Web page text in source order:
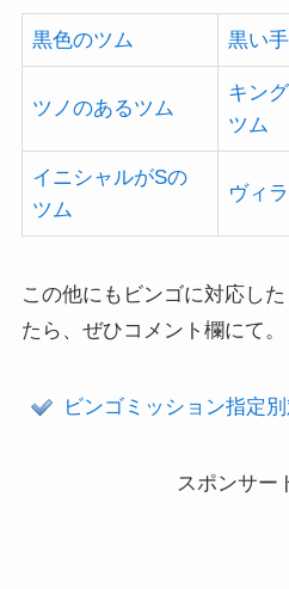
黒色のツム 黒い
ツノのあるツム
キン
ツム
イニシャルがSの
ツム
ヴィ
この他にもビンゴに対応し
たら、ぜひコメント欄にて。
ビンゴミッション指定
スポンサー